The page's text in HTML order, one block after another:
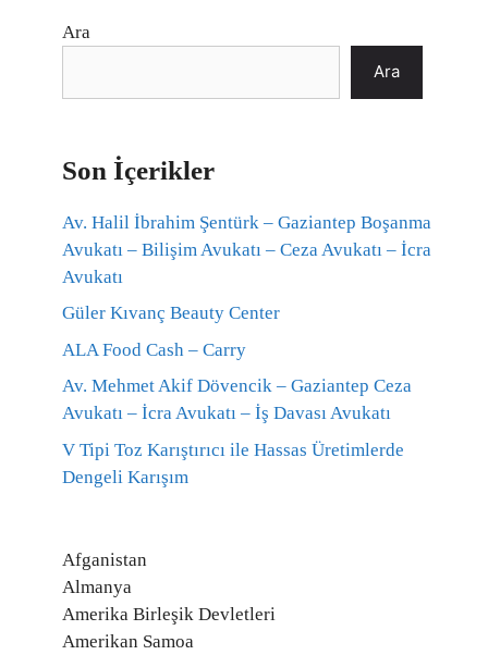
Ara
Ara
Son İçerikler
Av. Halil İbrahim Şentürk – Gaziantep Boşanma
Avukatı – Bilişim Avukatı – Ceza Avukatı – İcra
Avukatı
Güler Kıvanç Beauty Center
ALA Food Cash – Carry
Av. Mehmet Akif Dövencik – Gaziantep Ceza
Avukatı – İcra Avukatı – İş Davası Avukatı
V Tipi Toz Karıştırıcı ile Hassas Üretimlerde
Dengeli Karışım
Afganistan
Almanya
Amerika Birleşik Devletleri
Amerikan Samoa